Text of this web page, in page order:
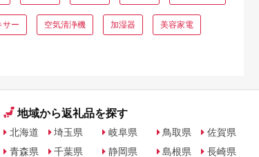
サー 空気清浄機 加湿器 美容家電
地域から返礼品を探す
北海道
青森県
埼玉県
千葉県
岐阜県
静岡県
鳥取県
島根県
佐賀県
長崎県